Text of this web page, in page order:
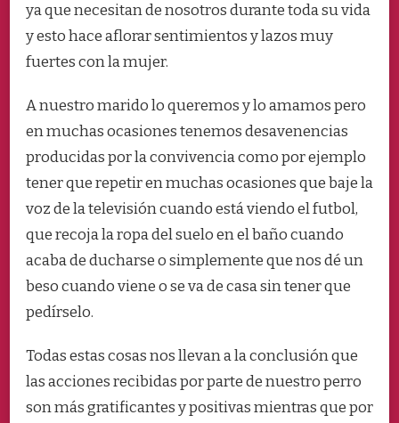
ya que necesitan de nosotros durante toda su vida
y esto hace aflorar sentimientos y lazos muy
fuertes con la mujer.
A nuestro marido lo queremos y lo amamos pero
en muchas ocasiones tenemos desavenencias
producidas por la convivencia como por ejemplo
tener que repetir en muchas ocasiones que baje la
voz de la televisión cuando está viendo el futbol,
que recoja la ropa del suelo en el baño cuando
acaba de ducharse o simplemente que nos dé un
beso cuando viene o se va de casa sin tener que
pedírselo.
Todas estas cosas nos llevan a la conclusión que
las acciones recibidas por parte de nuestro perro
son más gratificantes y positivas mientras que por